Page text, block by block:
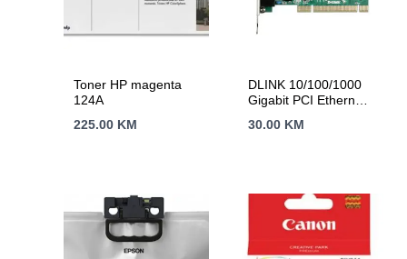
Toner HP magenta
124A
225.00 KM
DLINK 10/100/1000
Gigabit PCI Ethernet
30.00 KM